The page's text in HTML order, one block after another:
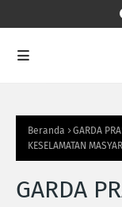
Beranda
GARDA
KESELAMATAN
GARDA